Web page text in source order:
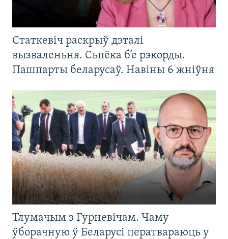
Статкевіч раскрыў дэталі
вызваленьня. Сьпёка б’е рэкорды.
Пашпарты беларусаў. Навіны 6 жніўня
Тлумачым з Гурневічам. Чаму
ўборачную ў Беларусі ператвараюць у